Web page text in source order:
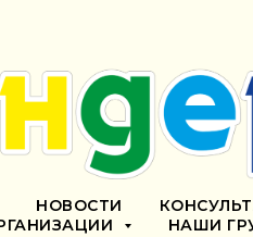
НОВОСТИ
НАШИ